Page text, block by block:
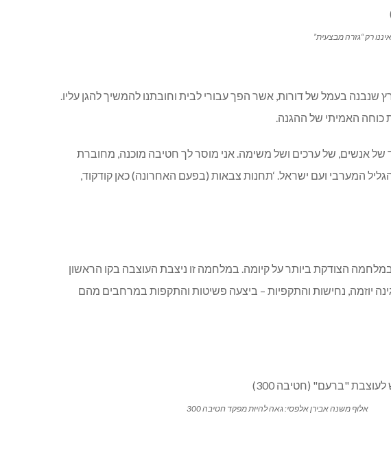
רק “גזרה מבצעית”
שנבנה בעמל של דורות, אשר הפך עבורי לבית וחובתנו להמשיך להגן עליו.
כוחה האמיתי של ההגנה.
של אנשים, של ערכים ושל משימה. אני מוסר לך חטיבה מוכנה, מחוברת
המערבי ועם ישראל. ‘תחנות צבאות (בפעם האחרונה) כאן קודקוד,
מצויה מאז ה-7 באוקטובר במלחמה הצודקת ביותר על קיומה. במלחמה זו ניצבת העוצבה בקו הראשון
יוזמה, נחישות והתקפיות – ביצעה פשיטות והתקפות במרחבים מהם
אלוף משנה אבירן אלפסי: גאה להיות מפקד חטיבה 300